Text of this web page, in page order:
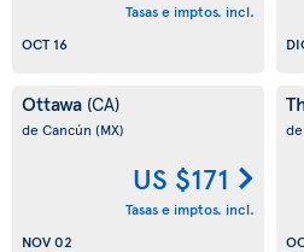
Tasas e imptos. incl.
OCT 16
Ottawa (CA)
de Cancún (MX)
US $171
Tasas e imptos. incl.
NOV 02